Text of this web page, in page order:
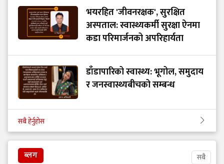
भयरहित 'जीवनरक्षक', सुरक्षित
अस्पताल: स्वास्थ्यकर्मी सुरक्षा ऐनमा
कडा परिमार्जनको अपरिहार्यता
डाँडापारिको स्वास्थ्य: भूगोल, समुदाय
र जनस्वास्थ्यबीचको सम्बन्ध
सबै हेर्नुहोस
ब्लग सबै